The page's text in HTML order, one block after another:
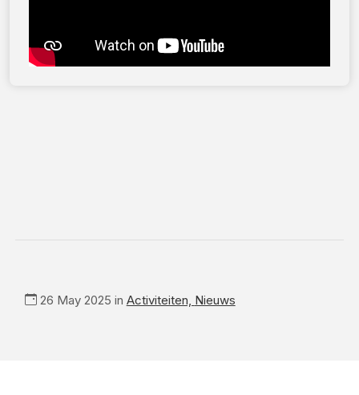
26 May 2025 in Activiteiten, Nieuws